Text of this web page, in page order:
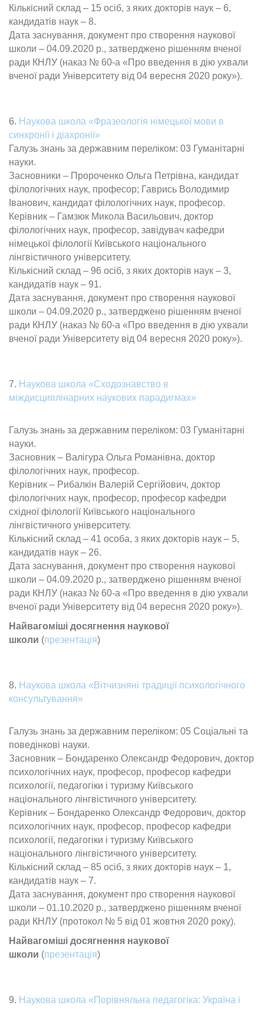
Кількісний склад – 15 осіб, з яких докторів наук – 6,
кандидатів наук – 8.
Дата заснування, документ про створення наукової
школи – 04.09.2020 р., затверджено рішенням вченої
ради КНЛУ (наказ № 60-а «Про введення в дію ухвали
вченої ради Університету від 04 вересня 2020 року»).
6. Наукова школа «Фразеологія німецької мови в
синхронії і діахронії»
Галузь знань за державним переліком: 03 Гуманітарні
науки.
Засновники – Пророченко Ольга Петрівна, кандидат
філологічних наук, професор; Гаврись Володимир
Іванович, кандидат філологічних наук, професор.
Керівник – Гамзюк Микола Васильович, доктор
філологічних наук, професор, завідувач кафедри
німецької філології Київського національного
лінгвістичного університету.
Кількісний склад – 96 осіб, з яких докторів наук – 3,
кандидатів наук – 91.
Дата заснування, документ про створення наукової
школи – 04.09.2020 р., затверджено рішенням вченої
ради КНЛУ (наказ № 60-а «Про введення в дію ухвали
вченої ради Університету від 04 вересня 2020 року»).
7. Наукова школа «Сходознавство в
міждисциплінарних наукових парадигмах»
Галузь знань за державним переліком: 03 Гуманітарні
науки.
Засновник – Валігура Ольга Романівна, доктор
філологічних наук, професор.
Керівник – Рибалкін Валерій Сергійович, доктор
філологічних наук, професор, професор кафедри
східної філології Київського національного
лінгвістичного університету.
Кількісний склад – 41 особа, з яких докторів наук – 5,
кандидатів наук – 26.
Дата заснування, документ про створення наукової
школи – 04.09.2020 р., затверджено рішенням вченої
ради КНЛУ (наказ № 60-а «Про введення в дію ухвали
вченої ради Університету від 04 вересня 2020 року»).
Найвагоміші досягнення наукової
школи (презентація)
8. Наукова школа «Вітчизняні традиції психологічного
консультування»
Галузь знань за державним переліком: 05 Соціальні та
поведінкові науки.
Засновник – Бондаренко Олександр Федорович, доктор
психологічних наук, професор, професор кафедри
психології, педагогіки і туризму Київського
національного лінгвістичного університету.
Керівник – Бондаренко Олександр Федорович, доктор
психологічних наук, професор, професор кафедри
психології, педагогіки і туризму Київського
національного лінгвістичного університету.
Кількісний склад – 85 осіб, з яких докторів наук – 1,
кандидатів наук – 7.
Дата заснування, документ про створення наукової
школи – 01.10.2020 р., затверджено рішенням вченої
ради КНЛУ (протокол № 5 від 01 жовтня 2020 року).
Найвагоміші досягнення наукової
школи (презентація)
9. Наукова школа «Порівняльна педагогіка: Україна і